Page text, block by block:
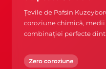
Țevile de Pafsin
coroziune chimică,
combinației perfecte
Zero coroziune